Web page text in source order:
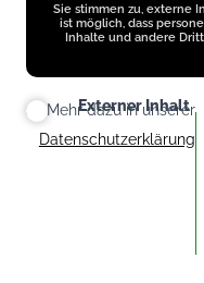
Sie stimmen zu, externe
ist möglich, dass
Inhalte und andere
Externer Inhalt
Mehr dazu in unserer
Datenschutzerklärung